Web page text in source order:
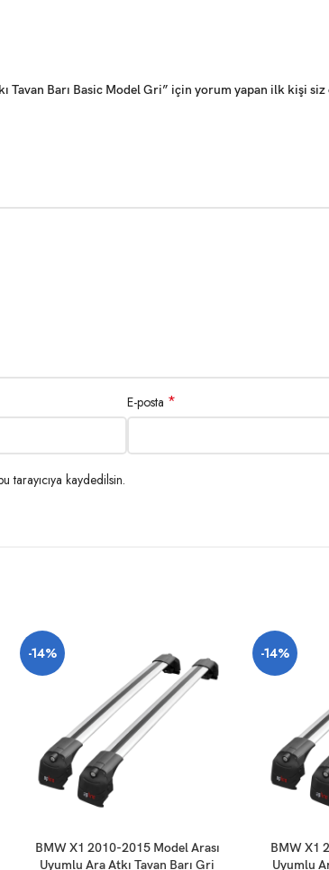
Tavan Barı Basic Model Gri” için yorum yapan ilk kişi
E-posta *
tarayıcıya kaydedilsin.
-14%
SEPETE EKLE
BMW X1 2010-2015 Model Arası
Uyumlu Ara Atkı Tavan Barı Gri
-14%
SEPETE EKLE
BMW X1
Uyumlu